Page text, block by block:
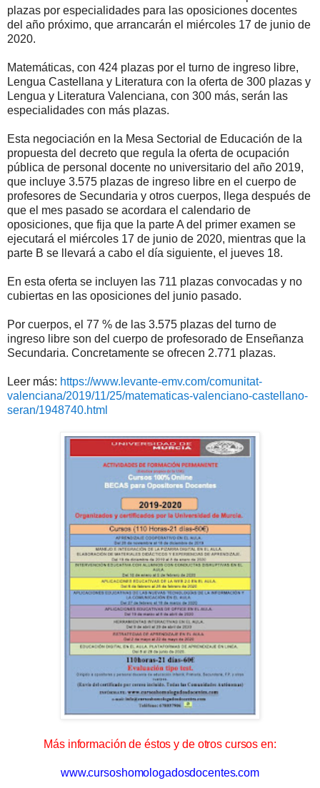
plazas por especialidades para las oposiciones docentes
del año próximo, que arrancarán el miércoles 17 de junio de
2020.
Matemáticas, con 424 plazas por el turno de ingreso libre,
Lengua Castellana y Literatura con la oferta de 300 plazas y
Lengua y Literatura Valenciana, con 300 más, serán las
especialidades con más plazas.
Esta negociación en la Mesa Sectorial de Educación de la
propuesta del decreto que regula la oferta de ocupación
pública de personal docente no universitario del año 2019,
que incluye 3.575 plazas de ingreso libre en el cuerpo de
profesores de Secundaria y otros cuerpos, llega después de
que el mes pasado se acordara el calendario de
oposiciones, que fija que la parte A del primer examen se
ejecutará el miércoles 17 de junio de 2020, mientras que la
parte B se llevará a cabo el día siguiente, el jueves 18.
En esta oferta se incluyen las 711 plazas convocadas y no
cubiertas en las oposiciones del junio pasado.
Por cuerpos, el 77 % de las 3.575 plazas del turno de
ingreso libre son del cuerpo de profesorado de Enseñanza
Secundaria. Concretamente se ofrecen 2.771 plazas.
Leer más: https://www.levante-emv.com/comunitat-
valenciana/2019/11/25/matematicas-valenciano-castellano-
seran/1948740.html
Más información de éstos y de otros cursos en:
www.cursoshomologadosdocentes.com